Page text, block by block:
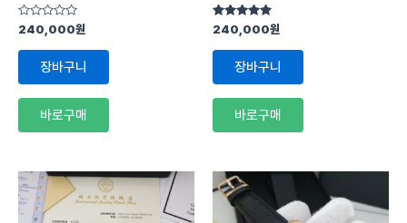
5
에
로
가
240,000원
장바구니
바로구매
5 중에서
로 평가됨
240,000원
장바구니
바로구매